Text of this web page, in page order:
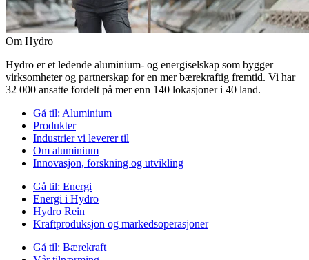
Om Hydro
Hydro er et ledende aluminium- og energiselskap som bygger
virksomheter og partnerskap for en mer bærekraftig fremtid. Vi har
32 000 ansatte fordelt på mer enn 140 lokasjoner i 40 land.
Gå til: Aluminium
Produkter
Industrier vi leverer til
Om aluminium
Innovasjon, forskning og utvikling
Gå til: Energi
Energi i Hydro
Hydro Rein
Kraftproduksjon og markedsoperasjoner
Gå til: Bærekraft